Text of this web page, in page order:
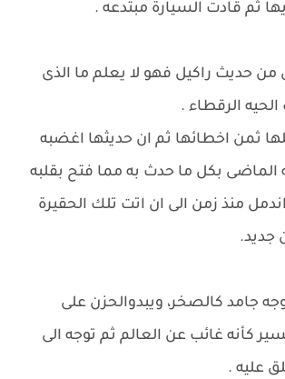
ثم قادت السيارة مبتدعه .
من حديث راكيل فهو لا يعلم ما الذى
الرقطاء .
ثمن اخطائها ثم ان حديثها اغضبه
الماضى بكل ما حدث به مما فتح بقلبه
منذ زمن الى ان اتت تلك الحقيرة
جديد.
جامد كالصخر، ويبدوالحزن على
كأنه غائب عن العالم ثم توجه الى
عليه .